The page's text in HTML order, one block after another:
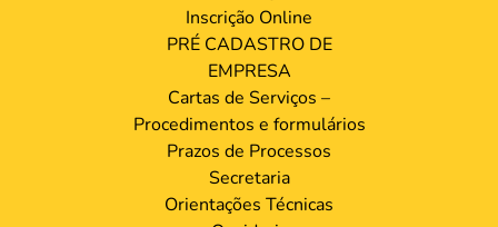
Inscrição Online
PRÉ CADASTRO DE
EMPRESA
Cartas de Serviços –
Procedimentos e formulários
Prazos de Processos
Secretaria
Orientações Técnicas